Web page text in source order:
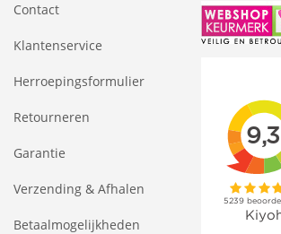
Contact
Klantenservice
Herroepingsformulier
Retourneren
Garantie
Verzending & Afhalen
Betaalmogelijkheden